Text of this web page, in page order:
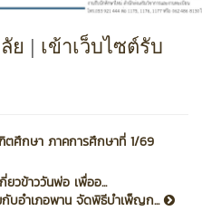
ย | เข้าเว็บไซต์รับ
ศึกษา ภาคการศึกษาที่ 1/69
วข้าววันพ่อ เพื่ออ...
กับอำเภอพาน จัดพิธีบำเพ็ญก...